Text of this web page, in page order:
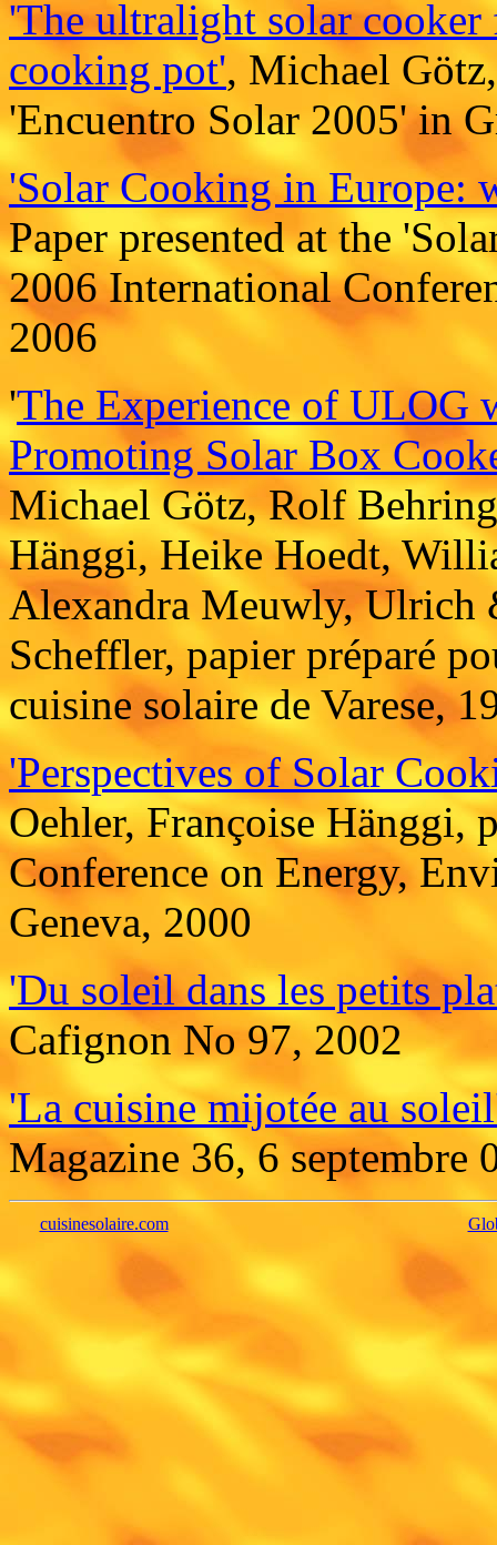
'The ultralight solar
cooking pot', Michael
'Encuentro Solar 2005' in
'Solar Cooking in Europe:
Paper presented at the
2006 International
2006
'The Experience of ULOG
Promoting Solar Box
Michael Götz, Rolf
Hänggi, Heike Hoedt,
Alexandra Meuwly, Ulrich
Scheffler, papier préparé
cuisine solaire de Varese,
'Perspectives of Solar
Oehler, Françoise Hänggi,
Conference on Energy,
Geneva, 2000
'Du soleil dans les petits
Cafignon No 97, 2002
'La cuisine mijotée au
Magazine 36, 6 septembre
cuisinesolaire.com